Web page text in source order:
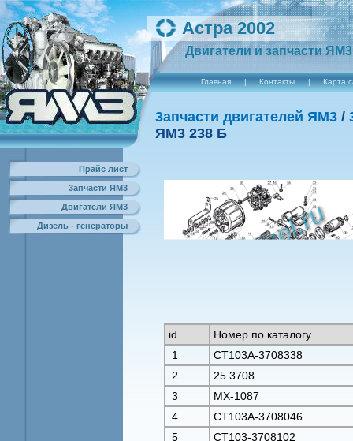
Астра 2002
Двигатели и запчасти ЯМ3
Главная | Контакты | Карта
Прайс лист
3апчасти ЯМ3
Двигатели ЯМ3
Дизель - генераторы
3апчасти двигателей ЯМ3 /
ЯM3 238 Б
id
Номер по каталогу
1
СТ103А-3708338
2
25.3708
3
МХ-1087
4
СТ103А-3708046
5
СТ103-3708102